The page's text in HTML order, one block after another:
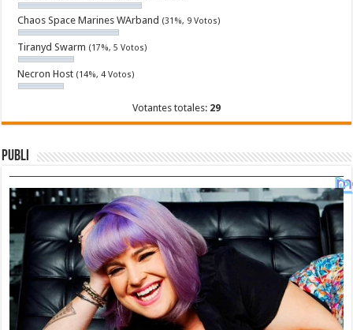
Chaos Space Marines WArband (31%, 9 Votos)
Tiranyd Swarm (17%, 5 Votos)
Necron Host (14%, 4 Votos)
Votantes totales: 29
Publi